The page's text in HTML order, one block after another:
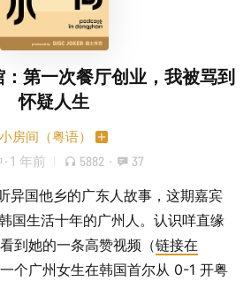
：第一次餐厅创业，我被骂到
怀疑人生
小房间（粤语）
· 1 年前 5882 · 37
异国他乡的广东人故事，这期嘉宾
国生活十年的广州人。认识咩直缘
到她的一条高赞视频（链接在
个广州女生在韩国首尔从 0-1 开粤